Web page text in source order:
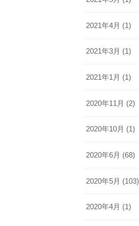
2021年4月 (1)
2021年3月 (1)
2021年1月 (1)
2020年11月 (2)
2020年10月 (1)
2020年6月 (68)
2020年5月 (103)
2020年4月 (1)